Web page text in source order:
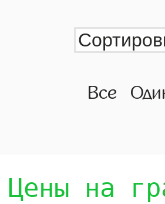
Все
Цены на